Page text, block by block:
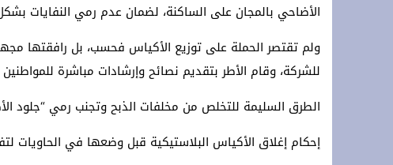
الأضاحي بالمجان على الساكنة، لضمان عدم رمي النفايات
ولم تقتصر الحملة على توزيع الأكياس فحسب، بل رافقتها
للشركة، وقام الأطر بتقديم نصائح وإرشادات مباشرة
الطرق السليمة للتخلص من مخلفات الذبح وتجنب رمي “جلود
إحكام إغلاق الأكياس البلاستيكية قبل وضعها في الحاويات